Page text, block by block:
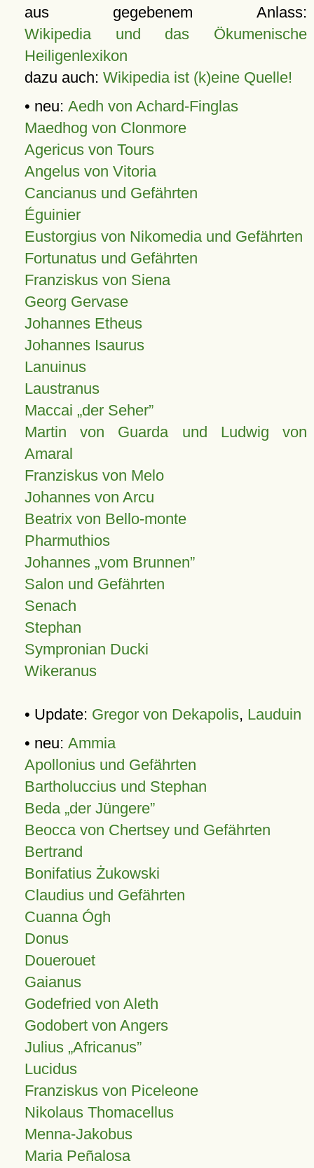
aus gegebenem Anlass:
Wikipedia und das Ökumenische
Heiligenlexikon
dazu auch: Wikipedia ist (k)eine Quelle!
• neu: Aedh von Achard-Finglas
Maedhog von Clonmore
Agericus von Tours
Angelus von Vitoria
Cancianus und Gefährten
Éguinier
Eustorgius von Nikomedia und Gefährten
Fortunatus und Gefährten
Franziskus von Siena
Georg Gervase
Johannes Etheus
Johannes Isaurus
Lanuinus
Laustranus
Maccai „der Seher”
Martin von Guarda und Ludwig von
Amaral
Franziskus von Melo
Johannes von Arcu
Beatrix von Bello-monte
Pharmuthios
Johannes vom Brunnen
Salon und Gefährten
Senach
Stephan
Sympronian Ducki
Wikeranus
• Update: Gregor von Dekapolis, Lauduin
• neu: Ammia
Apollonius und Gefährten
Bartholuccius und Stephan
Beda „der Jüngere”
Beocca von Chertsey und Gefährten
Bertrand
Bonifatius Żukowski
Claudius und Gefährten
Cuanna Ógh
Donus
Douerouet
Gaianus
Godefried von Aleth
Godobert von Angers
Julius Africanus
Lucidus
Franziskus von Piceleone
Nikolaus Thomacellus
Menna-Jakobus
Maria Peñalosa